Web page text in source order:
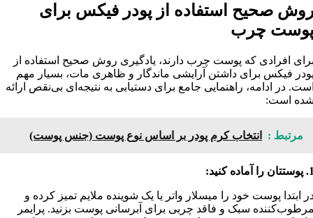
صحیح استفاده از پودر فیکس برای
چرب
افرادی که پوست چرب دارند، یادگیری روش صحیح استفاده از
فیکس برای داشتن آرایشی ماندگار و ظاهری مات، بسیار مهم
در ادامه، راهنمایی جامع برای دستیابی به نتیجه‌ای بی‌نقص ارائه
است:
مرتبط : انتخاب کرم پودر بر اساس نوع پوست (جنس پوست)
کنید:
ابتدا پوست خود را میسلار واتر یا یک شوینده ملایم تمیز کرده و
سبک و فاقد چربی برای آبرسانی پوست بزنید. پرایمر